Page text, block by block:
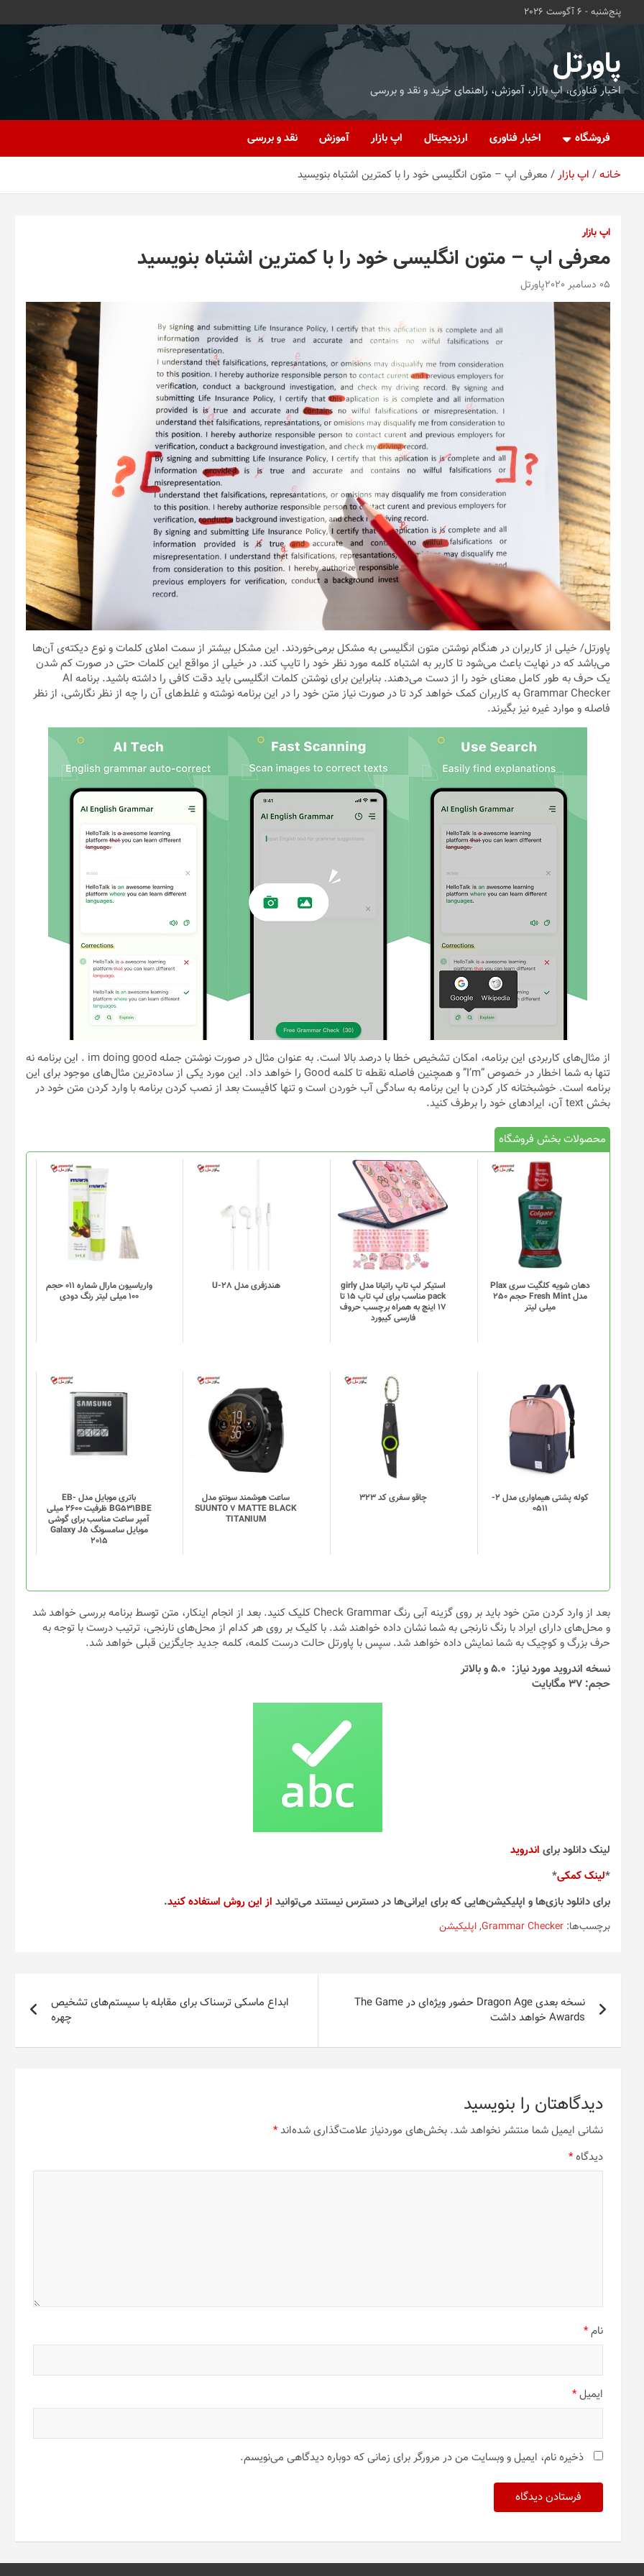
پنج‌شنبه - 6 آگوست 2026
پاورتل
اخبار فناوری، اپ بازار، آموزش، راهنمای خرید و نقد و بررسی
فروشگاه اخبار فناوری ارزدیجیتال اپ بازار آموزش نقد و بررسی
خـانـه اپ بازار معرفی اپ – متون انگلیسی خود را با کمترین اشتباه بنویسید
اپ بازار
معرفی اپ – متون انگلیسی خود را با کمترین اشتباه بنویسید
05 دسامبر 2020 پاورتل
پاورتل/ خیلی از کاربران در هنگام نوشتن متون انگلیسی به مشکل برمی‌خوردند. این مشکل بیشتر از سمت املای کلمات و نوع دیکته‌ی آن‌ها
می‌باشد که در نهایت باعث می‌شود تا کاربر به اشتباه کلمه مورد نظر خود را تایپ کند. در خیلی از مواقع این کلمات حتی در صورت کم شدن
یک حرف به طور کامل معنای خود را از دست می‌دهند. بنابراین برای نوشتن کلمات انگلیسی باید دقت کافی را داشته باشید. برنامه AI
Grammar Checker به کاربران کمک خواهد کرد تا در صورت نیاز متن خود را در این برنامه نوشته و غلط‌های آن را چه از نظر نگارشی، از نظر
فاصله و موارد غیره نیز بگیرند.
از مثال‌های کاربردی این برنامه، امکان تشخیص خطا با درصد بالا است. به عنوان مثال در صورت نوشتن جمله im doing good . این برنامه نه
تنها به شما اخطار در خصوص “I’m” و همچنین فاصله نقطه تا کلمه Good را خواهد داد. این مورد یکی از ساده‌ترین مثال‌های موجود برای این
برنامه است. خوشبختانه کار کردن با این برنامه به سادگی آب خوردن است و تنها کافیست بعد از نصب کردن برنامه با وارد کردن متن خود در
بخش text آن، ایرادهای خود را برطرف کنید.
محصولات بخش فروشگاه
دهان شویه کلگیت سری Plax
مدل Fresh Mint حجم 250
میلی لیتر
استیکر لپ تاپ راتیانا مدل girly
pack مناسب برای لپ تاپ 15 تا
17 اینچ به همراه برچسب حروف
فارسی کیبورد
هندزفری مدل U-28
واریاسیون مارال شماره 011 حجم
100 میلی لیتر رنگ دودی
کوله پشتی هیماواری مدل 2-
0511
این
محصول
انواع
مختلفی
می
گزینه
ها
محصول
شوند
چاقو سفری کد 323
ساعت هوشمند سونتو مدل
SUUNTO 7 MATTE BLACK
TITANIUM
باتری موبایل مدل EB-
BG531BBE ظرفیت 2600 میلی
آمپر ساعت مناسب برای گوشی
موبایل سامسونگ Galaxy J5
2015
بعد از وارد کردن متن خود باید بر روی گزینه آبی رنگ Check Grammar کلیک کنید. بعد از انجام اینکار، متن توسط برنامه بررسی خواهد شد
و محل‌های دارای ایراد با رنگ نارنجی به شما نشان داده خواهند شد. با کلیک بر روی هر کدام از محل‌های نارنجی، ترتیب درست با توجه به
حرف بزرگ و کوچیک به شما نمایش داده خواهد شد. سپس با پاورتل حالت درست کلمه، کلمه جدید جایگزین قبلی خواهد شد.
نسخه اندروید مورد نیاز: 5.0 و بالاتر
حجم: 37 مگابایت
لینک دانلود برای اندروید
*لینک کمکی*
برای دانلود بازی‌ها و اپلیکیشن‌هایی که برای ایرانی‌ها در دسترس نیستند می‌توانید از این روش استفاده کنید.
برچسب‌ها: Grammar Checker
,اپلیکیشن
نوشته
نسخه‌ بعدی Dragon Age حضور ویژه‌ای در The Game
Awards خواهد داشت
ابداع ماسکی ترسناک برای مقابله با سیستم‌های تشخیص
چهره
دیدگاهتان را بنویسید
نشانی ایمیل شما منتشر نخواهد شد. بخش‌های موردنیاز علامت‌گذاری شده‌اند*
دیدگاه*
نام*
ایمیل*
ذخیره نام، ایمیل و وبسایت من در مرورگر برای زمانی که دوباره دیدگاهی می‌نویسم.